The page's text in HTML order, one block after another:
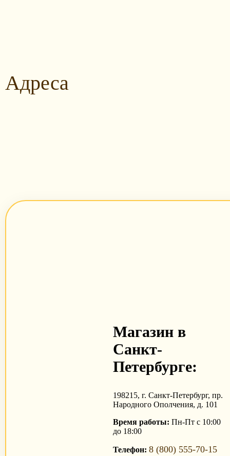
Адреса
Магазин в
Санкт-
Петербурге:
198215, г. Санкт-Петербург, пр.
Народного Ополчения, д. 101
Время работы: Пн-Пт с 10:00
до 18:00
Телефон:8 (800) 555-70-15